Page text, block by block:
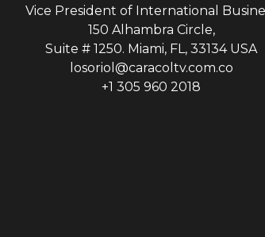
Vice President of International
150 Alhambra Circle,
Suite # 1250. Miami, FL, 33134 USA
losoriol@caracoltv.com.co
+1 305 960 2018